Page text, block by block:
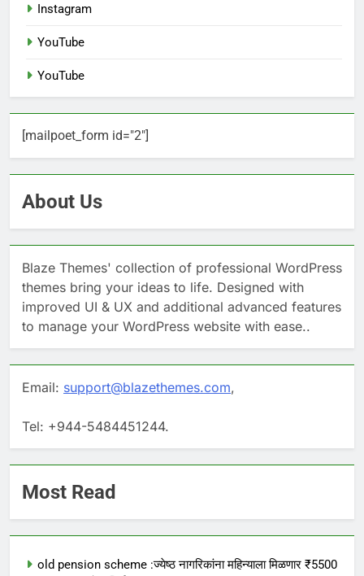
Instagram
YouTube
YouTube
[mailpoet_form id="2"]
About Us
Blaze Themes' collection of professional WordPress
themes bring your ideas to life. Designed with
improved UI & UX and additional advanced features
to manage your WordPress website with ease..
Email: support@blazethemes.com,
Tel: +944-5484451244.
Most Read
old pension scheme :ज्येष्ठ नागरिकांना महिन्याला मिळणार ₹5500